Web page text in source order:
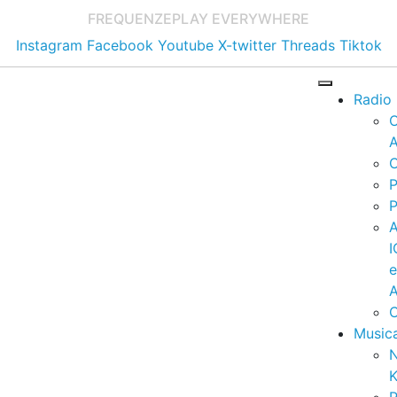
FREQUENZEPLAY EVERYWHERE
Instagram Facebook Youtube X-twitter Threads Tiktok
Radio
e